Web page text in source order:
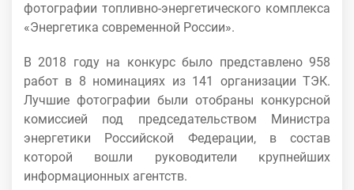
фотографии топливно-энергетического комплекса
«Энергетика современной России».
В 2018 году на конкурс было представлено 958
работ в 8 номинациях из 141 организации ТЭК.
Лучшие фотографии были отобраны конкурсной
комиссией под председательством Министра
энергетики Российской Федерации, в состав
которой вошли руководители крупнейших
информационных агентств.